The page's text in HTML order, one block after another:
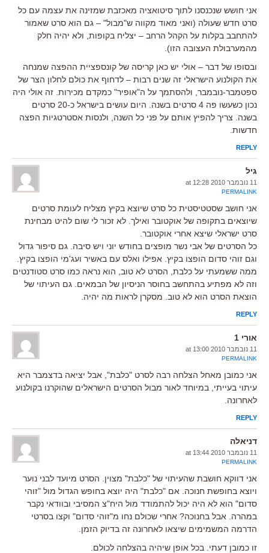
אני חושש שנכנסנו לתוך סיטואציה מאכזבת שמזינה את עצמה עם כל
סרט חדש שעולה (ואני מאוד מקווה ש"מבול" – גם הוא סרט שאמור
להתחבב בקלות על הקהל הרחב – יצליח בקופות, ולא יהיה חלק
מהמערבולת העצובה הזו).
ובסופו של דבר – אולי יש כאן קריסה של קונספציית ההפצה שמנחה
את הקולנוע הישראלי זה שנים רבות – לדחוף את כולם לחלון הצר של
ספטמבר-נובמבר, ולהסתמך על ה"אופיר" כמקדם מכירות. זה אולי היה
נכון כשעשו פה 4 סרטים בשנה. היום עושים בישראל כ-20 סרטים
בשנה. צריך להפיץ אותם על פני כל השנה, ולנסות אסטרטגיות הפצה
חדשות.
REPLY
גיל
11 נובמבר 2010 at 12:28
PERMALINK
אני חושב שסטטיסטית כל סרט שיוצא בקיץ מצליח לעומת סרטים
שיוצאים בתקופה של אוקטובר ואילך. לא זכור לי שום להיט מבחינת
סרט ישראלי שיצא אחרי אוקטובר.
כל הסרטים של אבי נשר מופצים בחודש יוני ויש סיבה. גם סיפור גדול
וגם זוהי סדום הופצו בקיץ. אפילו ואלס עם באשיר ועג'מי הופצו בקיץ.
ממה ששמעתי על כלבת, הסרט לא טוב, הוא נראה כמו סרט סטודנטים
וזה לא מפתיע בהתחשב בחוסר הניסיון של הבמאים. גם העיתוי של
הוצאת הסרט הוא לא טוב. מסקרן לראות מה יהיה.
REPLY
אורי 1
11 נובמבר 2010 at 13:00
PERMALINK
אני כמובן מאחל הצלחה רבה לסרט "כלבת", אבל יציאה בדצמבר היא
עיתוי בעייתי, במיוחד לאור מבול הסרטים הישראלים שהוקרנו בקולנוע
לאחרונה.
REPLY
דניאלה
11 נובמבר 2010 at 13:44
PERMALINK
אני דווקא חושבת שהעיתוי של "כלבת" מצוין. הסרט מיועד לבני נוער
ויוצא בחופשת חנוכה. אם "כלבת" היה יוצא בחופש הגדול מול "זוהי
סדום" הוא לא היה יכול להתמודד מול היח"צ המסיבי ובוודאי נקבר
במהרה. אבל בחנוכה? אחרי שכולם נחו מ"זוהי סדום" וקצו בסרטי
הדרמה המשמימים שיצאו לאחרונה זה בדיוק הזמן.
זו כמובן דעתי. בכל אופן שיהיה בהצלחה לכולם.